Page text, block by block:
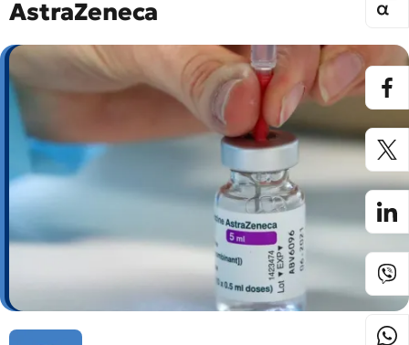
AstraZeneca